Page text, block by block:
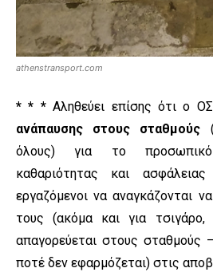
athenstransport.com
* * *Αληθεύει επίσης ότι ο
ανάπαυσης στους σταθμούς
όλους) για το
καθαριότητας και
εργαζόμενοι να αναγκάζονται
τους (ακόμα και για
απαγορεύεται στους σταθμούς
ποτέ δεν εφαρμόζεται) στις